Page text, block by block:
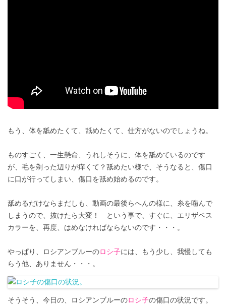
もう、体を舐めたくて、舐めたくて、仕方がないのでしょうね。
ものすごく、一生懸命、うれしそうに、体を舐めているのです
が、毛を剃った辺りが痒くて？舐めたい様で、そうなると、傷口
に口が行ってしまい、傷口を舐め始めるのです。
舐めるだけならまだしも、動画の最後らへんの様に、糸を噛んで
しまうので、抜けたら大変！ という事で、すぐに、エリザベス
カラーを、再度、はめなければならないのです・・・。
やっぱり、ロシアンブルーのロシ子には、もう少し、我慢しても
らう他、ありません・・・。
そうそう、今日の、ロシアンブルーのロシ子の傷口の状況です。